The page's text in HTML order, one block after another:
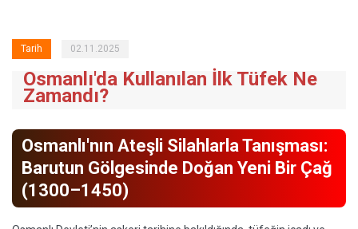
Tarih 02.11.2025
Osmanlı'da Kullanılan İlk Tüfek Ne
Zamandı?
Osmanlı'nın Ateşli Silahlarla Tanışması:
Barutun Gölgesinde Doğan Yeni Bir Çağ
(1300–1450)